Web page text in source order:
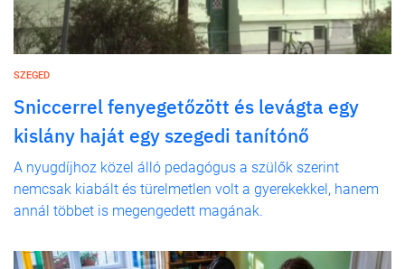
SZEGED
Sniccerrel fenyegetőzött és levágta egy
kislány haját egy szegedi tanítónő
A nyugdíjhoz közel álló pedagógus a szülők szerint
nemcsak kiabált és türelmetlen volt a gyerekekkel, hanem
annál többet is megengedett magának.